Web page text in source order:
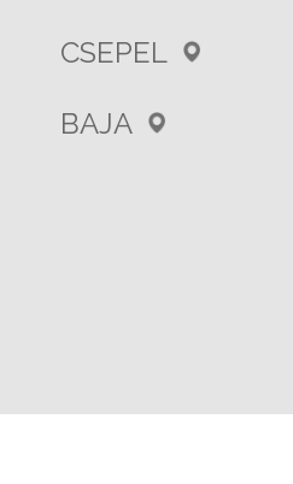
CSEPEL
BAJA